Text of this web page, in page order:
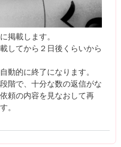
掲載します。
してから２日後くらいから
動的に終了になります。
階で、十分な数の返信がな
頼の内容を見なおして再
。